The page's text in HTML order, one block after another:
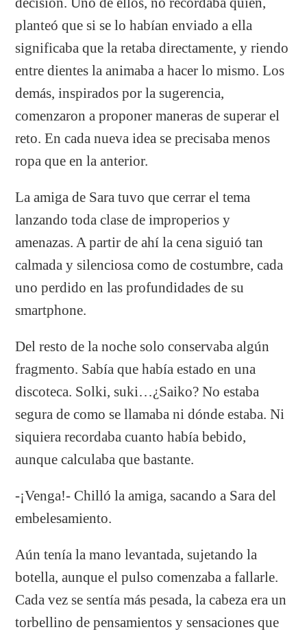
planteó que si se lo habían enviado a ella
significaba que la retaba directamente, y riendo
entre dientes la animaba a hacer lo mismo. Los
demás, inspirados por la sugerencia,
comenzaron a proponer maneras de superar el
reto. En cada nueva idea se precisaba menos
ropa que en la anterior.
La amiga de Sara tuvo que cerrar el tema
lanzando toda clase de improperios y
amenazas. A partir de ahí la cena siguió tan
calmada y silenciosa como de costumbre, cada
uno perdido en las profundidades de su
smartphone.
Del resto de la noche solo conservaba algún
fragmento. Sabía que había estado en una
discoteca. Solki, suki…¿Saiko? No estaba
segura de como se llamaba ni dónde estaba. Ni
siquiera recordaba cuanto había bebido,
aunque calculaba que bastante.
-¡Venga!- Chilló la amiga, sacando a Sara del
embelesamiento.
Aún tenía la mano levantada, sujetando la
botella, aunque el pulso comenzaba a fallarle.
Cada vez se sentía más pesada, la cabeza era un
torbellino de pensamientos y sensaciones que